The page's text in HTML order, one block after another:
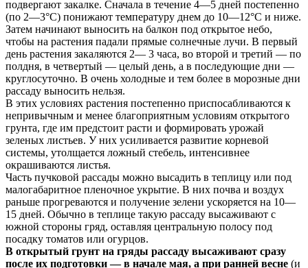
подвергают закалке. Сначала в течение 4—5 дней постепенно
(по 2—3°С) понижают температуру днем до 10—12°С и ниже.
Затем начинают выносить на балкон под открытое небо,
чтобы на растения падали прямые солнечные лучи. В первый
день растения закаляются 2— 3 часа, во второй и третий — по
полдня, в четвертый — целый день, а в последующие дни —
круглосуточно. В очень холодные и тем более в морозные дни
рассаду выносить нельзя.
В этих условиях растения постепенно приспосабливаются к
непривычным и менее благоприятным условиям открытого
грунта, где им предстоит расти и формировать урожай
зеленых листьев. У них усиливается развитие корневой
системы, утолщается ложный стебель, интенсивнее
окрашиваются листья.
Часть пучковой рассады можно высадить в теплицу или под
малогабаритное пленочное укрытие. В них почва и воздух
раньше прогреваются и получение зелени ускоряется на 10—
15 дней. Обычно в теплице такую рассаду высаживают с
южной стороны гряд, оставляя центральную полосу под
посадку томатов или огурцов.
В открытый грунт на гряды рассаду высаживают сразу
после их подготовки — в начале мая, а при ранней весне (и